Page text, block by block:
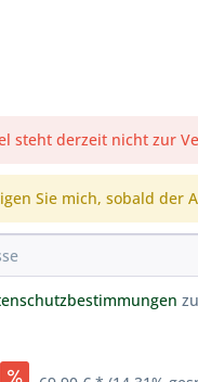
steht derzeit nicht zur
Sie mich, sobald der